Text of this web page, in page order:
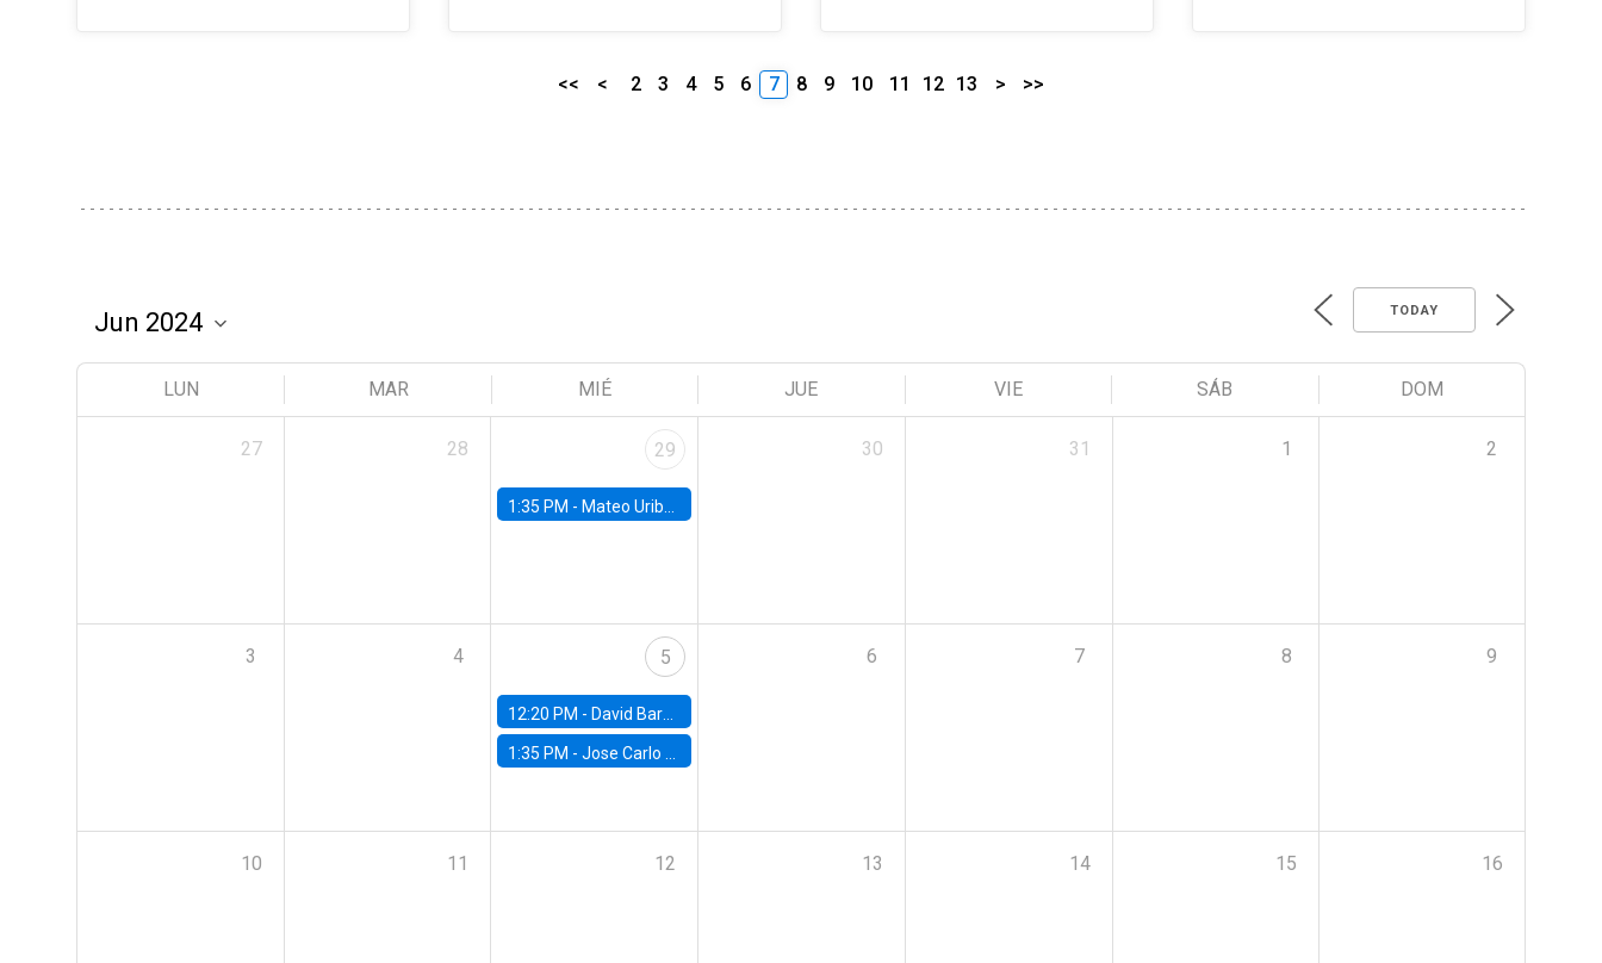
<< < 2 3 4 5 6 7 8 9 10 11 12 13 > >>
TODAY
LUN MAR MIÉ JUE VIE SÁB DOM
27 28 29
1:35 PM - Mateo Uribe-Castro, Universidad de los Andes (Colombia)
30 31 1 2
3 4 5
12:20 PM - David Bardey, Universidad de los Andes - CEDE
1:35 PM -Jose Carlo Bermudez, UC (ME) & World Bank
6 7 8 9
10 11 12 13 14 15 16